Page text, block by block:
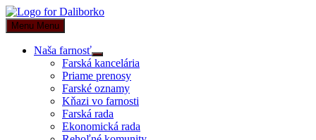
Skip
to
content
Menu Menu
Naša farnosť
Show
sub
menu
Farská kancelária
Priame prenosy
Farské oznamy
Kňazi vo farnosti
Farská rada
Ekonomická rada